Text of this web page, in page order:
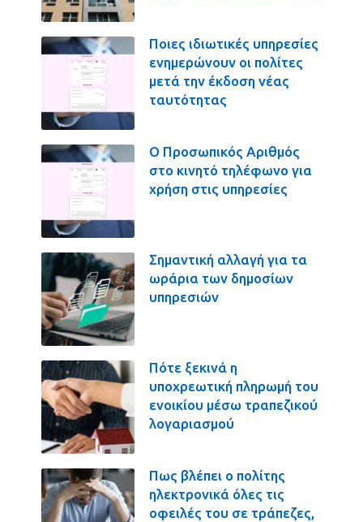
Ποιες ιδιωτικές υπηρεσίες
ενημερώνουν οι πολίτες
μετά την έκδοση νέας
ταυτότητας
Ο Προσωπικός Αριθμός
στο κινητό τηλέφωνο για
χρήση στις υπηρεσίες
Σημαντική αλλαγή για τα
ωράρια των δημοσίων
υπηρεσιών
Πότε ξεκινά η
υποχρεωτική πληρωμή του
ενοικίου μέσω τραπεζικού
λογαριασμού
Πως βλέπει ο πολίτης
ηλεκτρονικά όλες τις
οφειλές του σε τράπεζες,